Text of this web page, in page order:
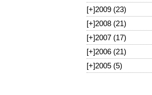
[+]2009 (23)
[+]2008 (21)
[+]2007 (17)
[+]2006 (21)
[+]2005 (5)